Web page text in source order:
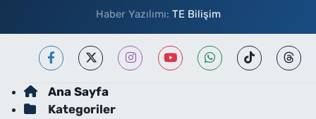
Haber Yazılımı: TE Bilişim
Ana Sayfa
Kategoriler